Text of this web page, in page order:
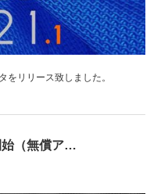
リリース致しました。
（無償ア…